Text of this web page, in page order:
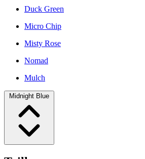
Duck Green
Micro Chip
Misty Rose
Nomad
Mulch
Midnight Blue